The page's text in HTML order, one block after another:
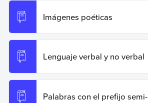
Imágenes poéticas
Lenguaje verbal y no verbal
Palabras con el prefijo semi-